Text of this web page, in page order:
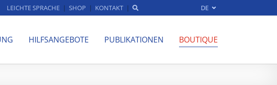
LEICHTE SPRACHE SHOP KONTAKT DE
HILFSANGEBOTE PUBLIKATIONEN BOUTIQUE